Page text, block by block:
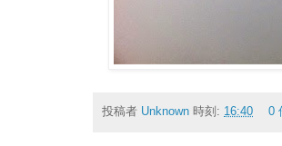
投稿者 Unknown 時刻: 16:40 0